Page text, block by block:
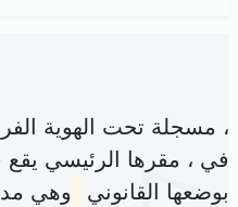
، مسجلة تحت الهوية
في ، مقرها الرئيسي
بوضعها القانوني
وهي